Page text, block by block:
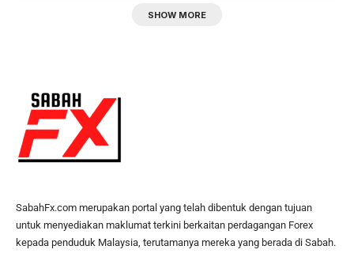
SHOW MORE
SabahFx.com merupakan portal yang telah dibentuk dengan tujuan
untuk menyediakan maklumat terkini berkaitan perdagangan Forex
kepada penduduk Malaysia, terutamanya mereka yang berada di Sabah.